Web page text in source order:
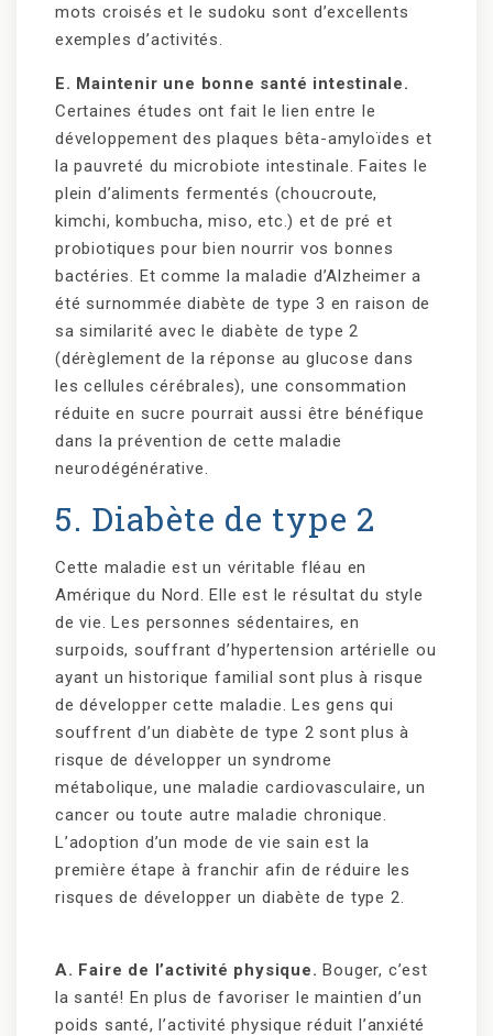
mots croisés et le sudoku sont d’excellents
exemples d’activités.
E. Maintenir une bonne santé intestinale.
Certaines études ont fait le lien entre le
développement des plaques bêta-amyloïdes et
la pauvreté du microbiote intestinale. Faites le
plein d’aliments fermentés (choucroute,
kimchi, kombucha, miso, etc.) et de pré et
probiotiques pour bien nourrir vos bonnes
bactéries. Et comme la maladie d’Alzheimer a
été surnommée diabète de type 3 en raison de
sa similarité avec le diabète de type 2
(dérèglement de la réponse au glucose dans
les cellules cérébrales), une consommation
réduite en sucre pourrait aussi être bénéfique
dans la prévention de cette maladie
neurodégénérative.
5. Diabète de type 2
Cette maladie est un véritable fléau en
Amérique du Nord. Elle est le résultat du style
de vie. Les personnes sédentaires, en
surpoids, souffrant d’hypertension artérielle ou
ayant un historique familial sont plus à risque
de développer cette maladie. Les gens qui
souffrent d’un diabète de type 2 sont plus à
risque de développer un syndrome
métabolique, une maladie cardiovasculaire, un
cancer ou toute autre maladie chronique.
L’adoption d’un mode de vie sain est la
première étape à franchir afin de réduire les
risques de développer un diabète de type 2.
A. Faire de l’activité physique. Bouger, c’est
la santé! En plus de favoriser le maintien d’un
poids santé, l’activité physique réduit l’anxiété